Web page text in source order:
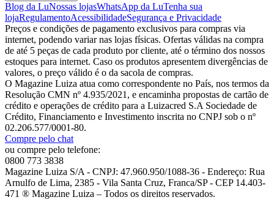
Blog da LuNossas lojasWhatsApp da LuTenha sua
lojaRegulamentoAcessibilidadeSegurança e Privacidade
Preços e condições de pagamento exclusivos para compras via
internet, podendo variar nas lojas físicas. Ofertas válidas na compra
de até 5 peças de cada produto por cliente, até o término dos nossos
estoques para internet. Caso os produtos apresentem divergências de
valores, o preço válido é o da sacola de compras.
O Magazine Luiza atua como correspondente no País, nos termos da
Resolução CMN nº 4.935/2021, e encaminha propostas de cartão de
crédito e operações de crédito para a Luizacred S.A Sociedade de
Crédito, Financiamento e Investimento inscrita no CNPJ sob o nº
02.206.577/0001-80.
Compre pelo chat
ou compre pelo telefone:
0800 773 3838
Magazine Luiza S/A - CNPJ: 47.960.950/1088-36 - Endereço: Rua
Arnulfo de Lima, 2385 - Vila Santa Cruz, Franca/SP - CEP 14.403-
471 ® Magazine Luiza – Todos os direitos reservados.